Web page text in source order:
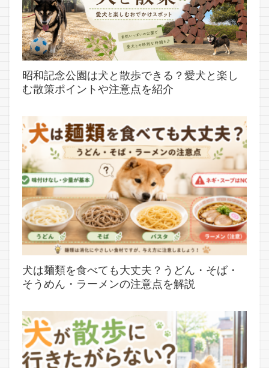
昭和記念公園は犬と散歩できる？愛犬と楽し
む散策ポイントや注意点を紹介
犬は麺類を食べても大丈夫？うどん・そば・
そうめん・ラーメンの注意点を解説